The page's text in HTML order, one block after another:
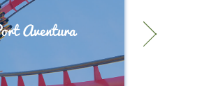
Aventura